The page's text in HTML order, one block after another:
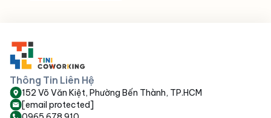
Thông Tin Liên Hệ
152 Võ Văn Kiệt, Phường Bến Thành, TP.HCM
[email protected]